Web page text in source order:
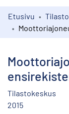
Kokoelmat
Etusivu
Tilastokeskus
2015